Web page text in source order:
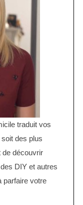
traduit vos
des plus
de découvrir
DIY et autres
parfaire votre